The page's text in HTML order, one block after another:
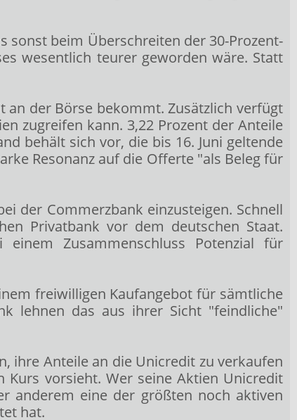
beim Überschreiten der 30-Prozent-
wesentlich teurer geworden wäre. Statt
an der Börse bekommt. Zusätzlich verfügt
zugreifen kann. 3,22 Prozent der Anteile
behält sich vor, die bis 16. Juni geltende
Resonanz auf die Offerte "als Beleg für
der Commerzbank einzusteigen. Schnell
Privatbank vor dem deutschen Staat.
Zusammenschluss Potenzial für
freiwilligen Kaufangebot für sämtliche
lehnen das aus ihrer Sicht "feindliche"
ihre Anteile an die Unicredit zu verkaufen
vorsieht. Wer seine Aktien Unicredit
anderem eine der größten noch aktiven
hat.